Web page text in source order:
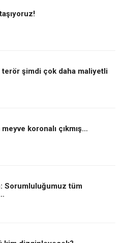
terör şimdi çok daha maliyetli
koronalı çıkmış…
Sorumluluğumuz tüm